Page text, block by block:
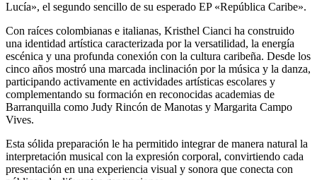
Lucía», el segundo sencillo de su esperado EP «República Caribe».
Con raíces colombianas e italianas, Kristhel Cianci ha construido
una identidad artística caracterizada por la versatilidad, la energía
escénica y una profunda conexión con la cultura caribeña. Desde los
cinco años mostró una marcada inclinación por la música y la danza,
participando activamente en actividades artísticas escolares y
complementando su formación en reconocidas academias de
Barranquilla como Judy Rincón de Manotas y Margarita Campo
Vives.
Esta sólida preparación le ha permitido integrar de manera natural la
interpretación musical con la expresión corporal, convirtiendo cada
presentación en una experiencia visual y sonora que conecta con